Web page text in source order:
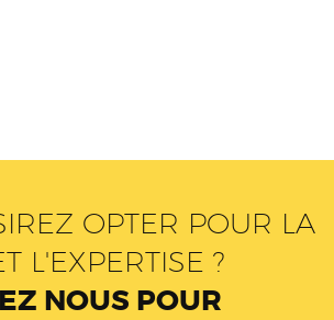
OPTER POUR LA
L'EXPERTISE ?
NOUS POUR